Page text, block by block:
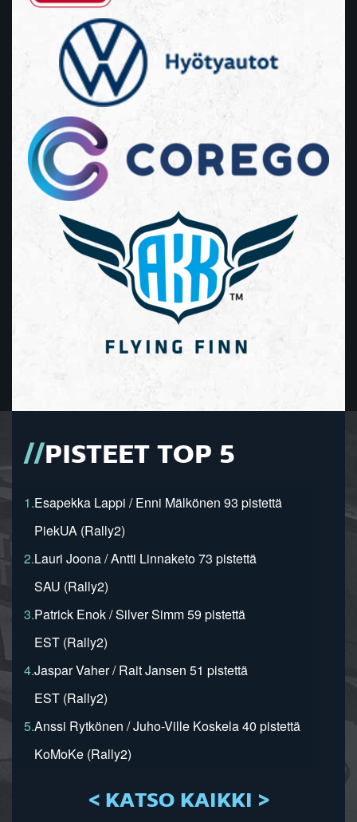
PISTEET TOP 5
1.Esapekka Lappi / Enni Mälkönen 93 pistettä
PiekUA (Rally2)
2.Lauri Joona / Antti Linnaketo 73 pistettä
SAU (Rally2)
3.Patrick Enok / Silver Simm 59 pistettä
EST (Rally2)
4.Jaspar Vaher / Rait Jansen 51 pistettä
EST (Rally2)
5.Anssi Rytkönen / Juho-Ville Koskela 40 pistettä
KoMoKe (Rally2)
< KATSO KAIKKI >